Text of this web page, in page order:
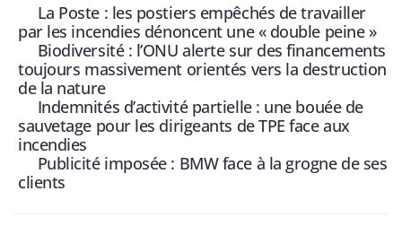
La Poste : les postiers empêchés de travailler
par les incendies dénoncent une « double peine »
Biodiversité : l’ONU alerte sur des financements
toujours massivement orientés vers la destruction
de la nature
Indemnités d’activité partielle : une bouée de
sauvetage pour les dirigeants de TPE face aux
incendies
Publicité imposée : BMW face à la grogne de ses
clients